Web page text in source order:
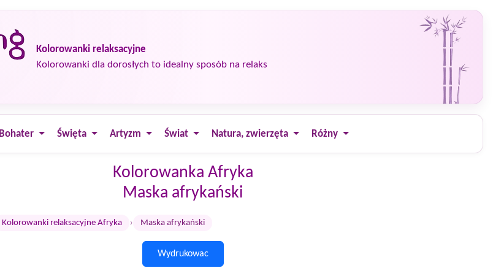
Kolorowanki relaksacyjne
Kolorowanki dla dorosłych to idealny sposób na relaks
Bohater Święta Artyzm Świat Natura, zwierzęta Różny
Kolorowanka Afryka
Maska afrykański
Kolorowanki relaksacyjne Afryka › Maska afrykański
Wydrukowac